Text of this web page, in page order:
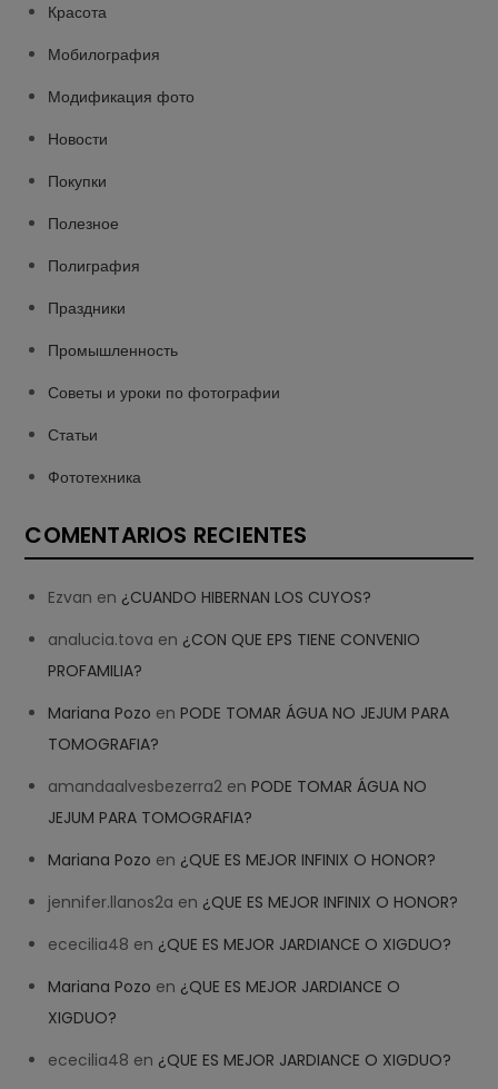
Красота
Мобилография
Модификация фото
Новости
Покупки
Полезное
Полиграфия
Праздники
Промышленность
Советы и уроки по фотографии
Статьи
Фототехника
COMENTARIOS RECIENTES
Ezvan en ¿CUANDO HIBERNAN LOS CUYOS?
analucia.tova en ¿CON QUE EPS TIENE CONVENIO
PROFAMILIA?
Mariana Pozo enPODE TOMAR ÁGUA NO JEJUM PARA
TOMOGRAFIA?
amandaalvesbezerra2 enPODE TOMAR ÁGUA NO
JEJUM PARA TOMOGRAFIA?
Mariana Pozo en ¿QUE ES MEJOR INFINIX O HONOR?
jennifer.llanos2a en ¿QUE ES MEJOR INFINIX O HONOR?
ececilia48 en ¿QUE ES MEJOR JARDIANCE O XIGDUO?
Mariana Pozo en ¿QUE ES MEJOR JARDIANCE O
XIGDUO?
ececilia48 en ¿QUE ES MEJOR JARDIANCE O XIGDUO?